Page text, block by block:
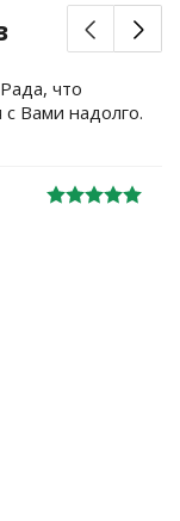
что
Вами надолго.